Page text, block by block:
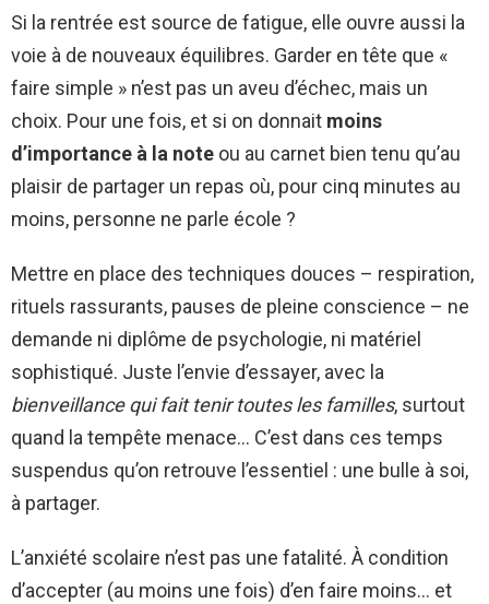
Si la rentrée est source de fatigue, elle ouvre aussi la
voie à de nouveaux équilibres. Garder en tête que «
faire simple » n’est pas un aveu d’échec, mais un
choix. Pour une fois, et si on donnait moins
d’importance à la note ou au carnet bien tenu qu’au
plaisir de partager un repas où, pour cinq minutes au
moins, personne ne parle école ?
Mettre en place des techniques douces – respiration,
rituels rassurants, pauses de pleine conscience – ne
demande ni diplôme de psychologie, ni matériel
sophistiqué. Juste l’envie d’essayer, avec la
bienveillance qui fait tenir toutes les familles, surtout
quand la tempête menace… C’est dans ces temps
suspendus qu’on retrouve l’essentiel : une bulle à soi,
à partager.
L’anxiété scolaire n’est pas une fatalité. À condition
d’accepter (au moins une fois) d’en faire moins… et